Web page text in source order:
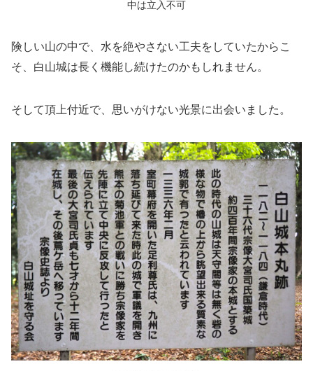
中は立入不可
険しい山の中で、水を絶やさない工夫をしていたからこ
そ、白山城は長く機能し続けたのかもしれません。
そして頂上付近で、思いがけない光景に出会いました。